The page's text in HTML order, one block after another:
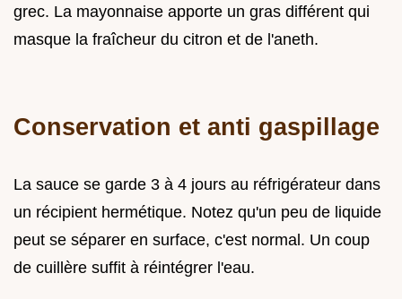
grec. La mayonnaise apporte un gras différent qui
masque la fraîcheur du citron et de l'aneth.
Conservation et anti gaspillage
La sauce se garde 3 à 4 jours au réfrigérateur dans
un récipient hermétique. Notez qu'un peu de liquide
peut se séparer en surface, c'est normal. Un coup
de cuillère suffit à réintégrer l'eau.